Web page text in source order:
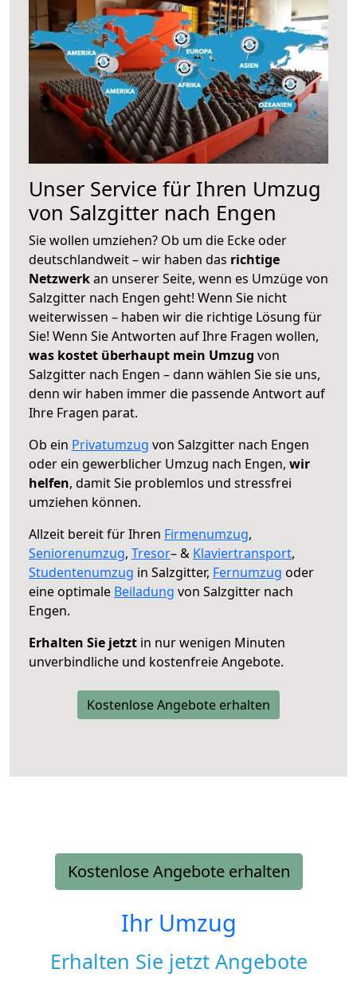
Unser Service für Ihren Umzug
von Salzgitter nach Engen
Sie wollen umziehen? Ob um die Ecke oder
deutschlandweit – wir haben das richtige
Netzwerkan unserer Seite, wenn es Umzüge von
Salzgitter nach Engen geht! Wenn Sie nicht
weiterwissen – haben wir die richtige Lösung für
Sie! Wenn Sie Antworten auf Ihre Fragen wollen,
was kostet überhaupt mein Umzug von
Salzgitter nach Engen – dann wählen Sie sie uns,
denn wir haben immer die passende Antwort auf
Ihre Fragen parat.
Ob ein Privatumzug von Salzgitter nach Engen
oder ein gewerblicher Umzug nach Engen, wir
helfen, damit Sie problemlos und stressfrei
umziehen können.
Allzeit bereit für Ihren Firmenumzug,
Seniorenumzug, Tresor– & Klaviertransport,
Studentenumzug in Salzgitter, Fernumzug oder
eine optimale Beiladung von Salzgitter nach
Engen.
Erhalten Sie jetzt in nur wenigen Minuten
unverbindliche und kostenfreie Angebote.
Kostenlose Angebote erhalten
Kostenlose Angebote erhalten
Ihr Umzug
Erhalten Sie jetzt Angebote